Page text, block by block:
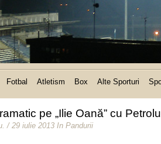
Fotbal Atletism Box Alte Sporturi
pe „Ilie Oană” cu Petrolul
. / 29 iulie 2013 In Pandurii